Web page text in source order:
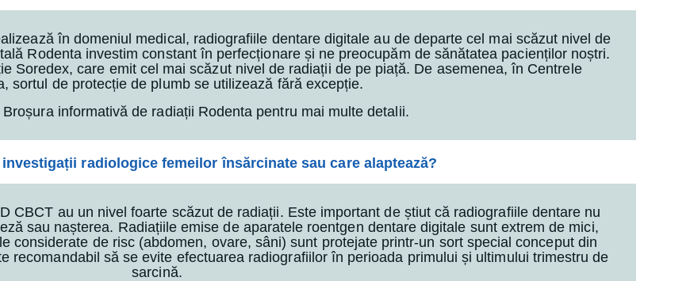
în domeniul medical, radiografiile dentare digitale au de departe cel mai scăzut nivel de
Rodenta investim constant în perfecționare și ne preocupăm de sănătatea pacienților noștri.
Soredex, care emit cel mai scăzut nivel de radiații de pe piață. De asemenea, în Centrele
sortul de protecție de plumb se utilizează fără excepție.
informativă de radiații Rodenta pentru mai multe detalii.
investigații radiologice femeilor însărcinate sau care alaptează?
CBCT au un nivel foarte scăzut de radiații. Este important de știut că radiografiile dentare nu
sau nașterea. Radiațiile emise de aparatele roentgen dentare digitale sunt extrem de mici,
considerate de risc (abdomen, ovare, sâni) sunt protejate printr-un sort special conceput din
recomandabil să se evite efectuarea radiografiilor în perioada primului și ultimului trimestru de
sarcină.